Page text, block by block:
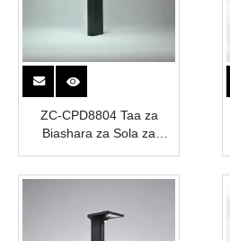
ZC-CPD8804 Taa za
Biashara za Sola za